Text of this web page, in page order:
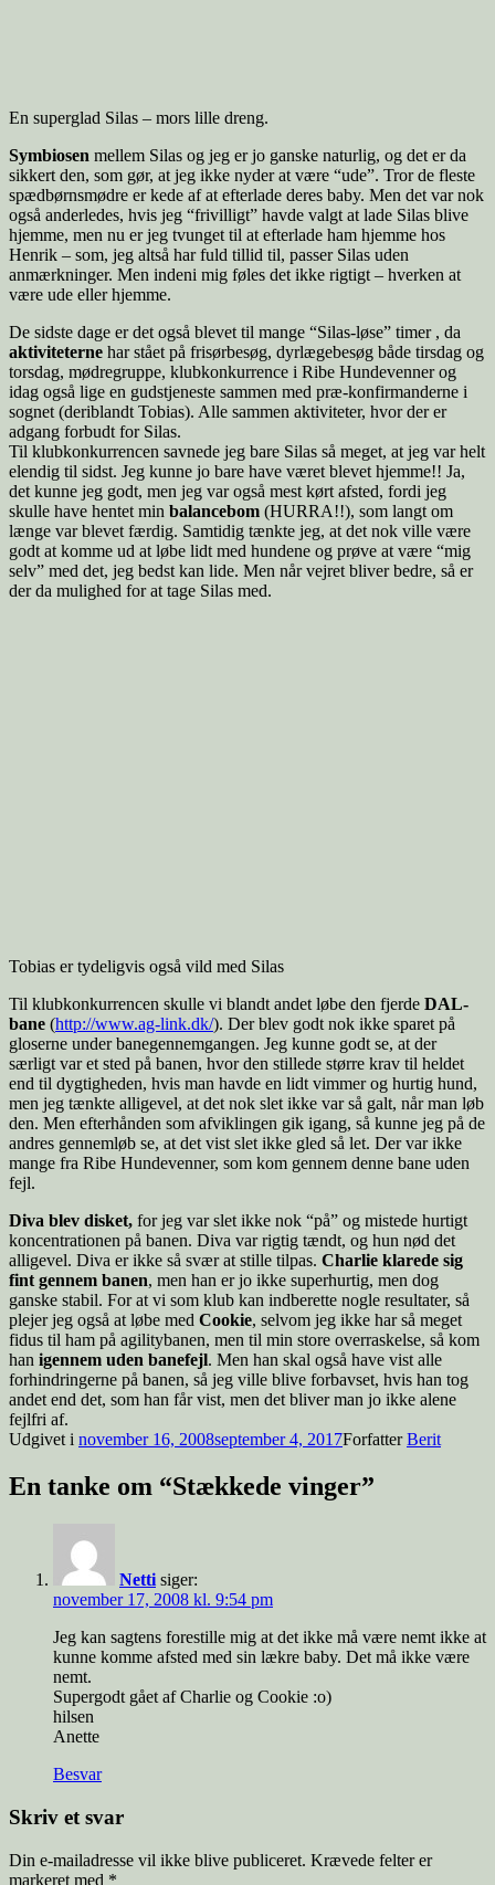
En superglad Silas – mors lille dreng.
Symbiosen mellem Silas og jeg er jo ganske naturlig, og det er da
sikkert den, som gør, at jeg ikke nyder at være “ude”. Tror de fleste
spædbørnsmødre er kede af at efterlade deres baby. Men det var nok
også anderledes, hvis jeg “frivilligt” havde valgt at lade Silas blive
hjemme, men nu er jeg tvunget til at efterlade ham hjemme hos
Henrik – som, jeg altså har fuld tillid til, passer Silas uden
anmærkninger. Men indeni mig føles det ikke rigtigt – hverken at
være ude eller hjemme.
De sidste dage er det også blevet til mange “Silas-løse” timer , da
aktiviteterne har stået på frisørbesøg, dyrlægebesøg både tirsdag og
torsdag, mødregruppe, klubkonkurrence i Ribe Hundevenner og
idag også lige en gudstjeneste sammen med præ-konfirmanderne i
sognet (deriblandt Tobias). Alle sammen aktiviteter, hvor der er
adgang forbudt for Silas.
Til klubkonkurrencen savnede jeg bare Silas så meget, at jeg var helt
elendig til sidst. Jeg kunne jo bare have været blevet hjemme!! Ja,
det kunne jeg godt, men jeg var også mest kørt afsted, fordi jeg
skulle have hentet min balancebom (HURRA!!), som langt om
længe var blevet færdig. Samtidig tænkte jeg, at det nok ville være
godt at komme ud at løbe lidt med hundene og prøve at være “mig
selv” med det, jeg bedst kan lide. Men når vejret bliver bedre, så er
der da mulighed for at tage Silas med.
Tobias er tydeligvis også vild med Silas
Til klubkonkurrencen skulle vi blandt andet løbe den fjerde DAL-
bane (http://www.ag-link.dk/). Der blev godt nok ikke sparet på
gloserne under banegennemgangen. Jeg kunne godt se, at der
særligt var et sted på banen, hvor den stillede større krav til heldet
end til dygtigheden, hvis man havde en lidt vimmer og hurtig hund,
men jeg tænkte alligevel, at det nok slet ikke var så galt, når man løb
den. Men efterhånden som afviklingen gik igang, så kunne jeg på de
andres gennemløb se, at det vist slet ikke gled så let. Der var ikke
mange fra Ribe Hundevenner, som kom gennem denne bane uden
fejl.
Diva blev disket, for jeg var slet ikke nok “på” og mistede hurtigt
koncentrationen på banen. Diva var rigtig tændt, og hun nød det
alligevel. Diva er ikke så svær at stille tilpas. Charlie klarede sig
fint gennem banen, men han er jo ikke superhurtig, men dog
ganske stabil. For at vi som klub kan indberette nogle resultater, så
plejer jeg også at løbe med Cookie, selvom jeg ikke har så meget
fidus til ham på agilitybanen, men til min store overraskelse, så kom
han igennem uden banefejl. Men han skal også have vist alle
forhindringerne på banen, så jeg ville blive forbavset, hvis han tog
andet end det, som han får vist, men det bliver man jo ikke alene
fejlfri af.
Udgivet i november 16, 2008september 4, 2017ForfatterBerit
En tanke om “Stækkede vinger”
Netti siger:
november 17, 2008 kl. 9:54 pm
Jeg kan sagtens forestille mig at det ikke må være nemt ikke at
kunne komme afsted med sin lækre baby. Det må ikke være
nemt.
Supergodt gået af Charlie og Cookie :o)
hilsen
Anette
Besvar
Skriv et svar
Din e-mailadresse vil ikke blive publiceret. Krævede felter er
markeret med *